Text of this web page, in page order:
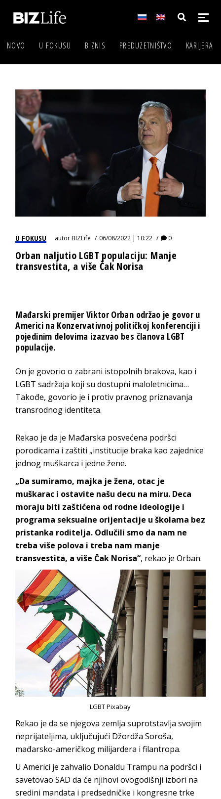
NOVO U FOKUSU BIZNIS PREDUZETNIŠTVO KARIJERA
U FOKUSU autorBIZLife 06/08/2022 | 10:22 0
Orban naljutio LGBT populaciju: Manje
transvestita, a više Čak Norisa
Mađarski premijer Viktor Orban održao je govor u
Americi na Konzervativnoj političkoj konferenciji i
pojedinim delovima izazvao bes članova LGBT
populacije.
On je govorio o zabrani istopolnih brakova, kao i
LGBT sadržaja koji su dostupni maloletnicima…
Takođe, govorio je i protiv pravnog priznavanja
transrodnog identiteta.
Rekao je da je Mađarska posvećena podršci
porodicama i zaštiti „institucije braka kao zajednice
jednog muškarca i jedne žene.
„Da sumiramo, majka je žena, otac je
muškarac i ostavite našu decu na miru. Deca
moraju biti zaštićena od rodne ideologije i
programa seksualne orijentacije u školama bez
pristanka roditelja. Odlučili smo da nam ne
treba više polova i treba nam manje
transvestita, a više Čak Norisa“, rekao je Orban.
LGBT Pixabay
Rekao je da se njegova zemlja suprotstavlja svojim
neprijateljima, uključujući Džordža Soroša,
mađarsko-američkog milijardera i filantropa.
U Americi je zahvalio Donaldu Trampu na podršci i
savetovao SAD da će njihovi ovogodišnji izbori na
sredini mandata i predsedničke i kongresne trke